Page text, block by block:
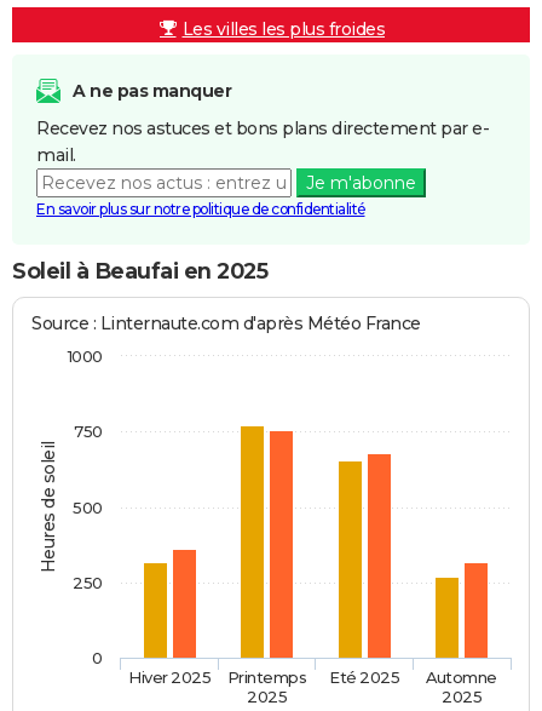
Les villes les plus froides
A ne pas manquer
Recevez nos astuces et bons plans directement par e-
mail.
Je m'abonne
En savoir plus sur notre politique de confidentialité
Soleil à Beaufai en 2025
Heures de soleil
Source : Linternaute.com d'après Météo France
Hiver 2025
Printemps
2025
Eté 2025
Automne
2025
0
1000
250
500
750